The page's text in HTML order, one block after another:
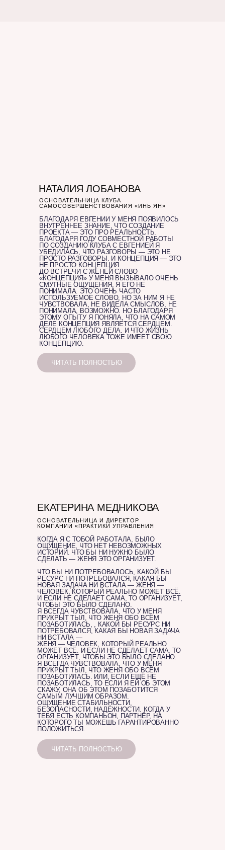
ЧИТАТЬ ПОЛНОСТЬЮ
ЧИТАТЬ ПОЛНОСТЬЮ
КОГДА Я С ТОБОЙ РАБОТАЛА, БЫЛО
ОЩУЩЕНИЕ, ЧТО НЕТ НЕВОЗМОЖНЫХ
ИСТОРИЙ. ЧТО БЫ НИ НУЖНО БЫЛО
СДЕЛАТЬ — ЖЕНЯ ЭТО ОРГАНИЗУЕТ.
ЧТО БЫ НИ ПОТРЕБОВАЛОСЬ, КАКОЙ БЫ
РЕСУРС НИ ПОТРЕБОВАЛСЯ, КАКАЯ БЫ
НОВАЯ ЗАДАЧА НИ ВСТАЛА — ЖЕНЯ —
ЧЕЛОВЕК, КОТОРЫЙ РЕАЛЬНО МОЖЕТ ВСЁ.
И ЕСЛИ НЕ СДЕЛАЕТ САМА, ТО ОРГАНИЗУЕТ,
ЧТОБЫ ЭТО БЫЛО СДЕЛАНО.
Я ВСЕГДА ЧУВСТВОВАЛА, ЧТО У МЕНЯ
ПРИКРЫТ ТЫЛ, ЧТО ЖЕНЯ ОБО ВСЁМ
ПОЗАБОТИЛАСЬ, , КАКОЙ БЫ РЕСУРС НИ
ПОТРЕБОВАЛСЯ, КАКАЯ БЫ НОВАЯ ЗАДАЧА
НИ ВСТАЛА —
ЖЕНЯ — ЧЕЛОВЕК, КОТОРЫЙ РЕАЛЬНО
МОЖЕТ ВСЁ. И ЕСЛИ НЕ СДЕЛАЕТ САМА, ТО
ОРГАНИЗУЕТ, ЧТОБЫ ЭТО БЫЛО СДЕЛАНО.
Я ВСЕГДА ЧУВСТВОВАЛА, ЧТО У МЕНЯ
ПРИКРЫТ ТЫЛ, ЧТО ЖЕНЯ ОБО ВСЁМ
ПОЗАБОТИЛАСЬ. ИЛИ, ЕСЛИ ЕЩЁ НЕ
ПОЗАБОТИЛАСЬ, ТО ЕСЛИ Я ЕЙ ОБ ЭТОМ
СКАЖУ, ОНА ОБ ЭТОМ ПОЗАБОТИТСЯ
САМЫМ ЛУЧШИМ ОБРАЗОМ.
ОЩУЩЕНИЕ СТАБИЛЬНОСТИ,
БЕЗОПАСНОСТИ, НАДЁЖНОСТИ. КОГДА У
ТЕБЯ ЕСТЬ КОМПАНЬОН, ПАРТНЁР, НА
КОТОРОГО ТЫ МОЖЕШЬ ГАРАНТИРОВАННО
ПОЛОЖИТЬСЯ.
БЛАГОДАРЯ ЕВГЕНИИ У МЕНЯ ПОЯВИЛОСЬ
ВНУТРЕННЕЕ ЗНАНИЕ, ЧТО СОЗДАНИЕ
ПРОЕКТА — ЭТО ПРО РЕАЛЬНОСТЬ.
БЛАГОДАРЯ ГОДУ СОВМЕСТНОЙ РАБОТЫ
ПО СОЗДАНИЮ КЛУБА С ЕВГЕНИЕЙ Я
УБЕДИЛАСЬ, ЧТО РАЗГОВОРЫ — ЭТО НЕ
ПРОСТО РАЗГОВОРЫ. И КОНЦЕПЦИЯ — ЭТО
НЕ ПРОСТО КОНЦЕПЦИЯ
ДО ВСТРЕЧИ С ЖЕНЕЙ СЛОВО
«КОНЦЕПЦИЯ» У МЕНЯ ВЫЗЫВАЛО ОЧЕНЬ
СМУТНЫЕ ОЩУЩЕНИЯ, Я ЕГО НЕ
ПОНИМАЛА. ЭТО ОЧЕНЬ ЧАСТО
ИСПОЛЬЗУЕМОЕ СЛОВО, НО ЗА НИМ Я НЕ
ЧУВСТВОВАЛА, НЕ ВИДЕЛА СМЫСЛОВ, НЕ
ПОНИМАЛА, ВОЗМОЖНО. НО БЛАГОДАРЯ
ЭТОМУ ОПЫТУ Я ПОНЯЛА, ЧТО НА САМОМ
ДЕЛЕ КОНЦЕПЦИЯ ЯВЛЯЕТСЯ СЕРДЦЕМ.
СЕРДЦЕМ ЛЮБОГО ДЕЛА. И ЧТО ЖИЗНЬ
ЛЮБОГО ЧЕЛОВЕКА ТОЖЕ ИМЕЕТ СВОЮ
КОНЦЕПЦИЮ.
ОСНОВАТЕЛЬНИЦА И ДИРЕКТОР
КОМПАНИИ «ПРАКТИКИ УПРАВЛЕНИЯ
ОСНОВАТЕЛЬНИЦА КЛУБА
САМОСОВЕРШЕНСТВОВАНИЯ «ИНЬ ЯН»
НАТАЛИЯ ЛОБАНОВА
ЕКАТЕРИНА МЕДНИКОВА
ЕЛЕНА
ЛАЩЕНКО
РАЗРАБОТКА И
ПРОДАКШН
ОБУЧАЮЩЕГО
КУРСА О
МЕТОДИКЕ
СОЗДАНИЯ
КОНЦЕПЦИИ ДО
ГОТОВОГО
ОСЕНЬ 2019
ЕКАТЕРИНА
МЕДНИКОВА
СОЗДАНИЕ
КОРПОРАТИВНОГО
ОНЛАЙН-
УНИВЕРСИТЕТА
ДЛЯ B2C-
КЛИЕНТОВ
СЕНТЯБРЬ
2020 – МАРТ
2021
ОКСАНА
СУДАРЕВА
СИСТЕМА
ПРОДАЖ И
КОММУНИКАЦИЙ
С КЛИЕНТАМИ В
ВК
СЕНТЯБРЬ –
НОЯБРЬ
2021